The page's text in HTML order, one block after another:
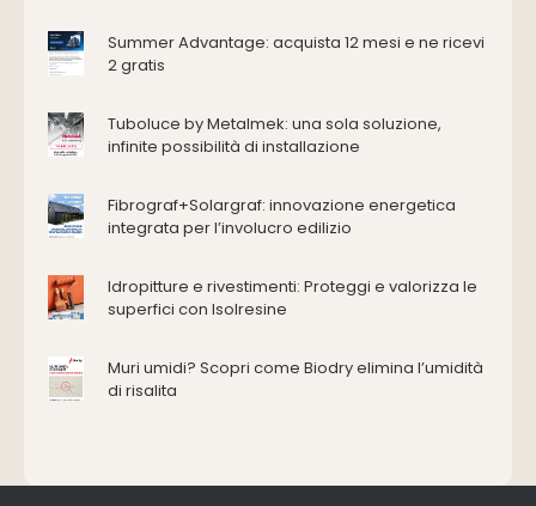
Antincendio e sicurezza
Attrezzature manuali
Cappe d'aspirazione
Consolidamento
Deumidificazione
Energie rinnovabili
Ferramenta e fissaggi
Impianti idrici e depurazione
Impianti termici e climatizzazione
Materiali da costruzione
Summer Advantage: acquista 12 mesi e ne ricevi
2 gratis
Tuboluce by Metalmek: una sola soluzione,
infinite possibilità di installazione
Fibrograf+Solargraf: innovazione energetica
integrata per l’involucro edilizio
Idropitture e rivestimenti: Proteggi e valorizza le
superfici con Isolresine
Muri umidi? Scopri come Biodry elimina l’umidità
di risalita